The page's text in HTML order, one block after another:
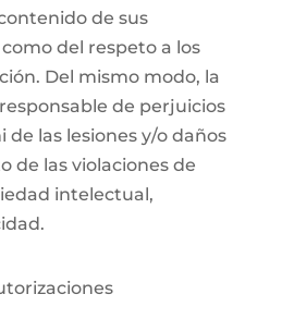
de sus
del respeto a los
Del mismo modo, la
de perjuicios
las lesiones y/o daños
de las violaciones de
intelectual,